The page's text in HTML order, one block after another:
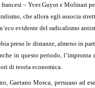
– Yves Guyot e Molinari
che allora egli associa
evidente del radicalismo
preso le distanze, almeno in
in questo periodo,
di teoria economica.
Mosca, persuaso ad